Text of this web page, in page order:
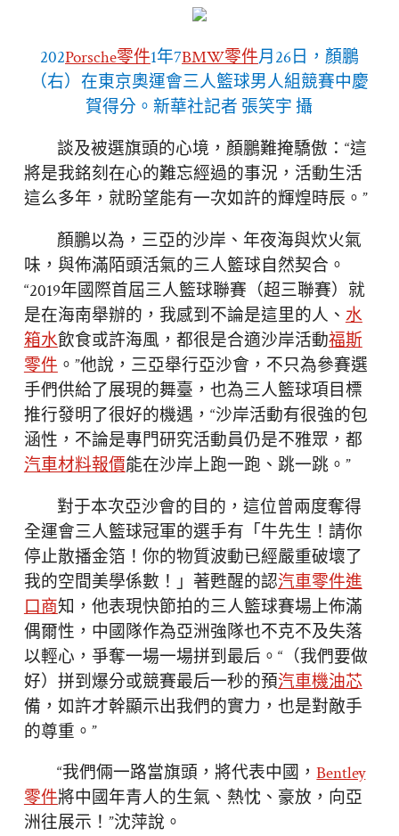
202Porsche零件1年7BMW零件月26日，顏鵬
（右）在東京奧運會三人籃球男人組競賽中慶
賀得分。新華社記者 張笑宇 攝
談及被選旗頭的心境，顏鵬難掩驕傲：“這
將是我銘刻在心的難忘經過的事況，活動生活
這么多年，就盼望能有一次如許的輝煌時辰。”
顏鵬以為，三亞的沙岸、年夜海與炊火氣
味，與佈滿陌頭活氣的三人籃球自然契合。
“2019年國際首屆三人籃球聯賽（超三聯賽）就
是在海南舉辦的，我感到不論是這里的人、 水
箱水飲食或許海風，都很是合適沙岸活動福斯
零件 。”他說，三亞舉行亞沙會，不只為參賽選
手們供給了展現的舞臺，也為三人籃球項目標
推行發明了很好的機遇，“沙岸活動有很強的包
涵性，不論是專門研究活動員仍是不雅眾，都
汽車材料報價能在沙岸上跑一跑、跳一跳。”
對于本次亞沙會的目的，這位曾兩度奪得
全運會三人籃球冠軍的選手有「牛先生！請你
停止散播金箔！你的物質波動已經嚴重破壞了
我的空間美學係數！」著甦醒的認汽車零件進
口商知，他表現快節拍的三人籃球賽場上佈滿
偶爾性，中國隊作為亞洲強隊也不克不及失落
以輕心，爭奪一場一場拼到最后。“（我們要做
好）拼到爆分或競賽最后一秒的預汽車機油芯
備，如許才幹顯示出我們的實力，也是對敵手
的尊重。”
“我們倆一路當旗頭，將代表中國，Bentley
零件將中國年青人的生氣、熱忱、豪放，向亞
洲往展示！”沈萍說。